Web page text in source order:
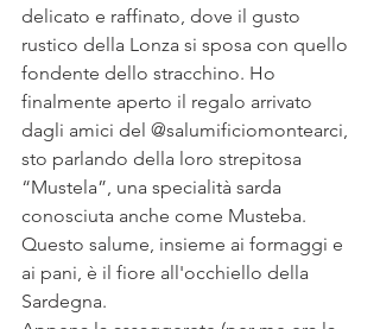
delicato e raffinato, dove il gusto
rustico della Lonza si sposa con quello
fondente dello stracchino. Ho
finalmente aperto il regalo arrivato
dagli amici del @salumificiomontearci,
sto parlando della loro strepitosa
“Mustela”, una specialità sarda
conosciuta anche come Musteba.
Questo salume, insieme ai formaggi e
ai pani, è il fiore all'occhiello della
Sardegna.